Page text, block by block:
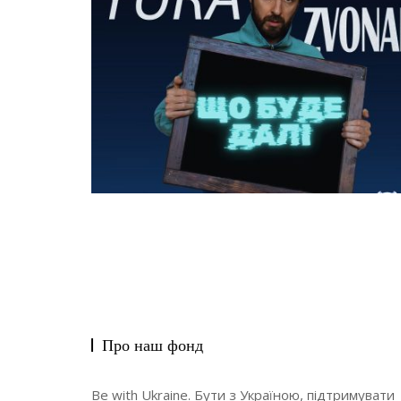
Про наш фонд
Be with Ukraine. Бути з Україною, підтримувати